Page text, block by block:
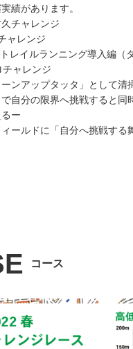
500円です。
エントリー時にオプション
について
②新型コロナウイルス感染
ンしました！エントリーは2/
りお待ちしております！
績があります。
チャレンジ
ャレンジ
イルランニング導入編（タ
ャレンジ
ンアップタッタ」として清
で自分の限界へ挑戦すると
ー
ールドに「自分へ挑戦する
コース